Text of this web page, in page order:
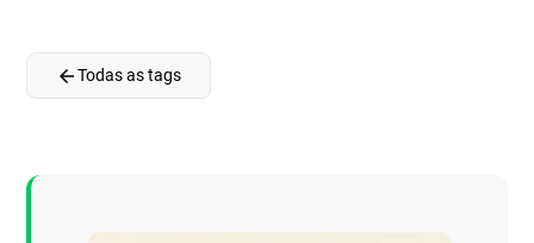
arrow_backTodas as tags